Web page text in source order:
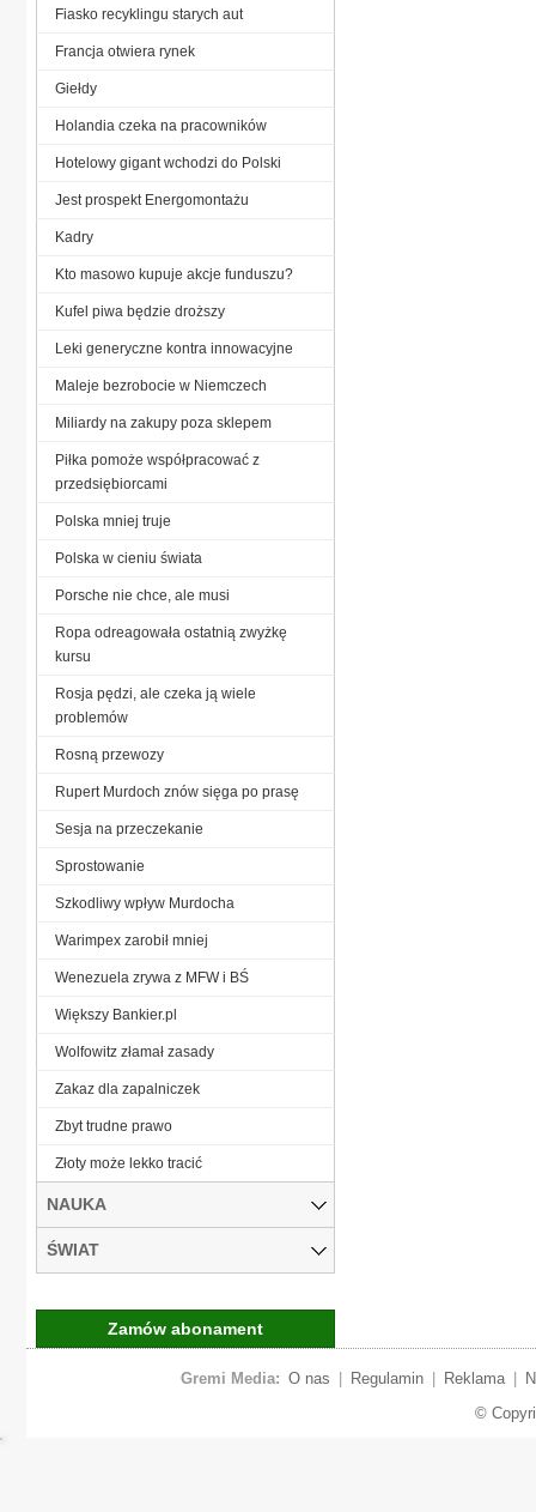
Fiasko recyklingu starych aut
Francja otwiera rynek
Giełdy
Holandia czeka na pracowników
Hotelowy gigant wchodzi do Polski
Jest prospekt Energomontażu
Kadry
Kto masowo kupuje akcje funduszu?
Kufel piwa będzie droższy
Leki generyczne kontra innowacyjne
Maleje bezrobocie w Niemczech
Miliardy na zakupy poza sklepem
Piłka pomoże współpracować z
przedsiębiorcami
Polska mniej truje
Polska w cieniu świata
Porsche nie chce, ale musi
Ropa odreagowała ostatnią zwyżkę
kursu
Rosja pędzi, ale czeka ją wiele
problemów
Rosną przewozy
Rupert Murdoch znów sięga po prasę
Sesja na przeczekanie
Sprostowanie
Szkodliwy wpływ Murdocha
Warimpex zarobił mniej
Wenezuela zrywa z MFW i BŚ
Większy Bankier.pl
Wolfowitz złamał zasady
Zakaz dla zapalniczek
Zbyt trudne prawo
Złoty może lekko tracić
NAUKA
ŚWIAT
Zamów abonament
Gremi Media: O nas Regulamin Reklama
©